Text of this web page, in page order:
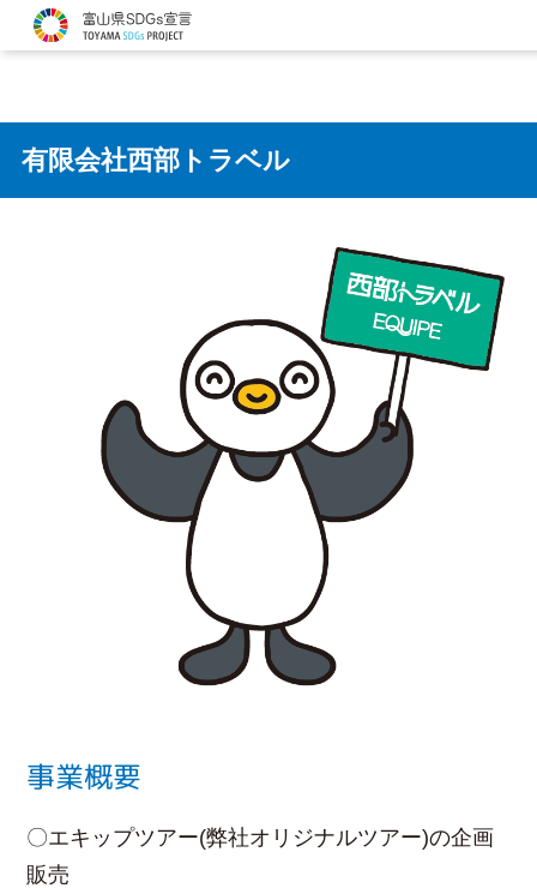
有限会社西部トラベル
事業概要
〇エキップツアー(弊社オリジナルツアー)の企画
販売